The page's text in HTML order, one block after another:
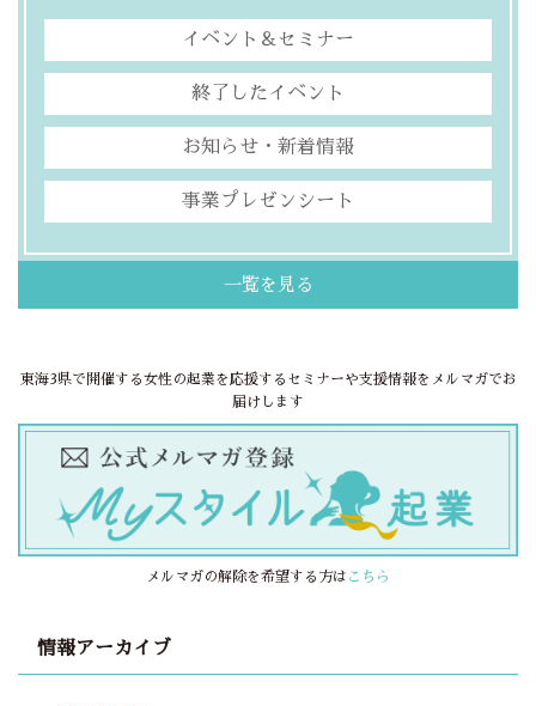
イベント＆セミナー
終了したイベント
お知らせ・新着情報
事業プレゼンシート
一覧を見る
東海3県で開催する女性の起業を応援するセミナーや支援情報をメルマガでお
届けします
メルマガの解除を希望する方は こちら
情報アーカイブ